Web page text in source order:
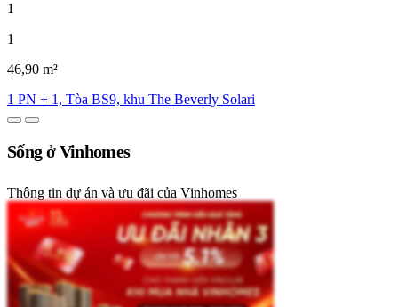
1
1
46,90 m²
1 PN + 1, Tòa BS9, khu The Beverly Solari
Sống ở Vinhomes
Thông tin dự án và ưu đãi của Vinhomes